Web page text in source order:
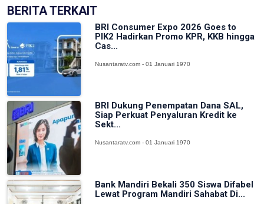
BERITA TERKAIT
BRI Consumer Expo 2026 Goes to
PIK2 Hadirkan Promo KPR, KKB hingga
Cas...
Nusantaratv.com - 01 Januari 1970
BRI Dukung Penempatan Dana SAL,
Siap Perkuat Penyaluran Kredit ke
Sekt...
Nusantaratv.com - 01 Januari 1970
Bank Mandiri Bekali 350 Siswa Difabel
Lewat Program Mandiri Sahabat Di...